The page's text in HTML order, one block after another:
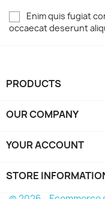
Enim quis fugiat
occaecat deserunt
PRODUCTS
OUR COMPANY
YOUR ACCOUNT
STORE